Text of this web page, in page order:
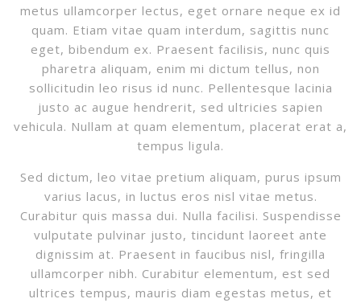
metus ullamcorper lectus, eget ornare neque ex id
quam. Etiam vitae quam interdum, sagittis nunc
eget, bibendum ex. Praesent facilisis, nunc quis
pharetra aliquam, enim mi dictum tellus, non
sollicitudin leo risus id nunc. Pellentesque lacinia
justo ac augue hendrerit, sed ultricies sapien
vehicula. Nullam at quam elementum, placerat erat a,
tempus ligula.
Sed dictum, leo vitae pretium aliquam, purus ipsum
varius lacus, in luctus eros nisl vitae metus.
Curabitur quis massa dui. Nulla facilisi. Suspendisse
vulputate pulvinar justo, tincidunt laoreet ante
dignissim at. Praesent in faucibus nisl, fringilla
ullamcorper nibh. Curabitur elementum, est sed
ultrices tempus, mauris diam egestas metus, et